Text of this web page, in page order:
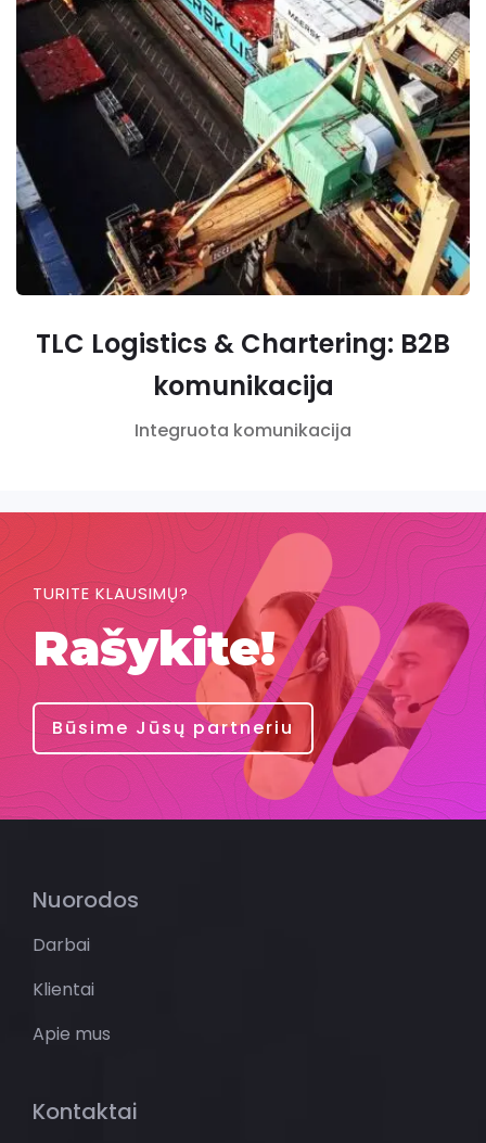
TLC Logistics & Chartering: B2B
komunikacija
Integruota komunikacija
TURITE KLAUSIMŲ?
Rašykite!
Būsime Jūsų partneriu
Nuorodos
Darbai
Klientai
Apie mus
Kontaktai